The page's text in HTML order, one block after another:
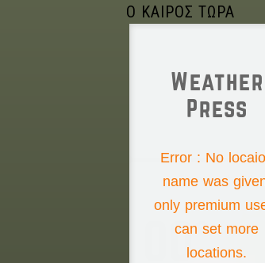
Ο ΚΑΙΡΟΣ ΤΩΡΑ
Weather
Press
Error : No
name was
only premium
can set more
locations.
Thursday the 6th
00°